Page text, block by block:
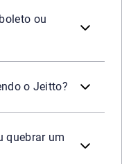
ou
o Jeitto?
pagar, vale
quebrar um
de descontos